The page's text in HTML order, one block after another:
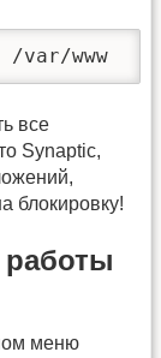
var/www
все
Synaptic,
блокировку!
меню